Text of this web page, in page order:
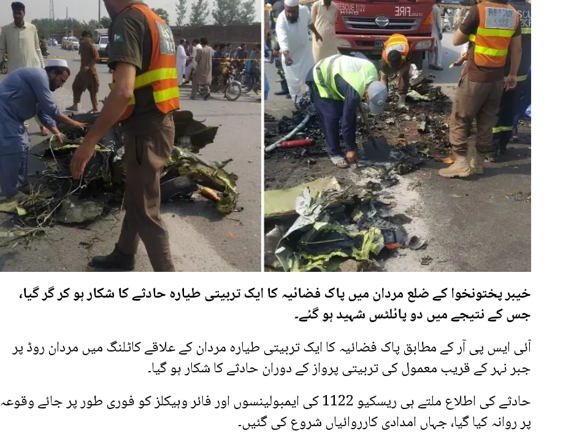
خیبر پختونخوا کے ضلع مردان میں پاک فضائیہ کا ایک تربیتی طیارہ حادثے کا شکار ہو کر گر گیا،
جس کے نتیجے میں دو پائلٹس شہید ہو گئے۔
آئی ایس پی آر کے مطابق پاک فضائیہ کا ایک تربیتی طیارہ مردان کے علاقے کاٹلنگ میں مردان روڈ پر
جبر نہر کے قریب معمول کی تربیتی پرواز کے دوران حادثے کا شکار ہو گیا۔
حادثے کی اطلاع ملتے ہی ریسکیو 1122 کی ایمبولینسوں اور فائر وہیکلز کو فوری طور پر جائے وقوعہ
پر روانہ کیا گیا، جہاں امدادی کارروائیاں شروع کی گئیں۔